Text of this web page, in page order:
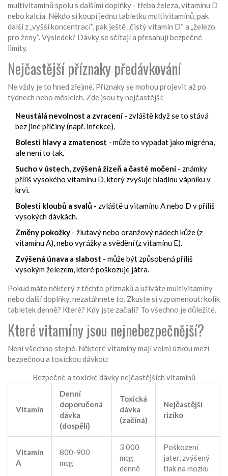
multivitaminů spolu s dalšími doplňky - třeba železa, vitamínu D
nebo kalcia. Někdo si koupí jednu tabletku multivitamínů, pak
další z „vyšší koncentrací“, pak ještě „čistý vitamín D“ a „železo
pro ženy“. Výsledek? Dávky se sčítají a přesahují bezpečné
limity.
Nejčastější příznaky předávkování
Ne vždy je to hned zřejmé. Příznaky se mohou projevit až po
týdnech nebo měsících. Zde jsou ty nejčastější:
Neustálá nevolnost a zvracení- zvláště když se to stává
bez jiné příčiny (např. infekce).
Bolesti hlavy a zmatenost - může to vypadat jako migréna,
ale není to tak.
Sucho v ústech, zvýšená žízeň a časté močení- známky
příliš vysokého vitamínu D, který zvyšuje hladinu vápníku v
krvi.
Bolesti kloubů a svalů - zvláště u vitamínu A nebo D v příliš
vysokých dávkách.
Změny pokožky - žlutavý nebo oranžový nádech kůže (z
vitamínu A), nebo vyrážky a svědění (z vitamínu E).
Zvýšená únava a slabost - může být způsobená příliš
vysokým železem, které poškozuje játra.
Pokud máte některý z těchto příznaků a užíváte multivitamíny
nebo další doplňky, nezatáhnete to. Zkuste si vzpomenout: kolik
tabletek denně? Které? Kdy jste začali? To všechno je důležité.
Které vitamíny jsou nejnebezpečnější?
Není všechno stejné. Některé vitamíny mají velmi úzkou mezi
bezpečnou a toxickou dávkou:
Bezpečné a toxické dávky nejčastějších vitamínů
Vitamín
Denní
doporučená
dávka
(dospělí)
Toxická
dávka
(začíná)
Nejčastější
riziko
Vitamín
A
800-900
mcg
3 000
mcg
denně
Poškození
jater, zvýšený
tlak na mozku